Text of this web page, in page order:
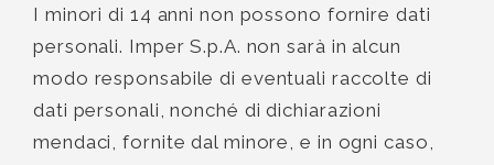
I minori di 14 anni non possono fornire dati
personali. Imper S.p.A. non sarà in alcun
modo responsabile di eventuali raccolte di
dati personali, nonché di dichiarazioni
mendaci, fornite dal minore, e in ogni caso,